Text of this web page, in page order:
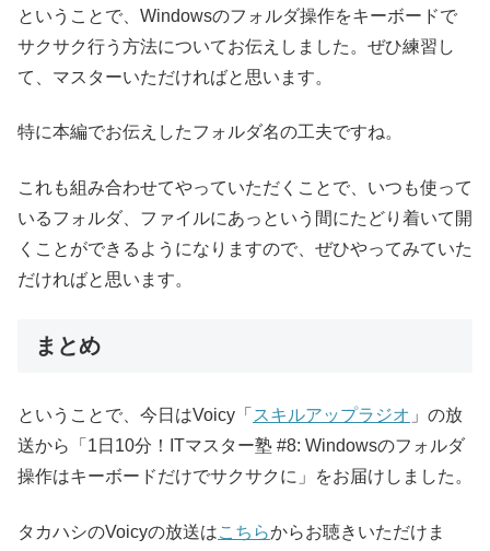
ということで、Windowsのフォルダ操作をキーボードで
サクサク行う方法についてお伝えしました。ぜひ練習し
て、マスターいただければと思います。
特に本編でお伝えしたフォルダ名の工夫ですね。
これも組み合わせてやっていただくことで、いつも使って
いるフォルダ、ファイルにあっという間にたどり着いて開
くことができるようになりますので、ぜひやってみていた
だければと思います。
まとめ
ということで、今日はVoicy「 スキルアップラジオ 」の放
送から「1日10分！ITマスター塾 #8: Windowsのフォルダ
操作はキーボードだけでサクサクに」をお届けしました。
タカハシのVoicyの放送はこちらからお聴きいただけま